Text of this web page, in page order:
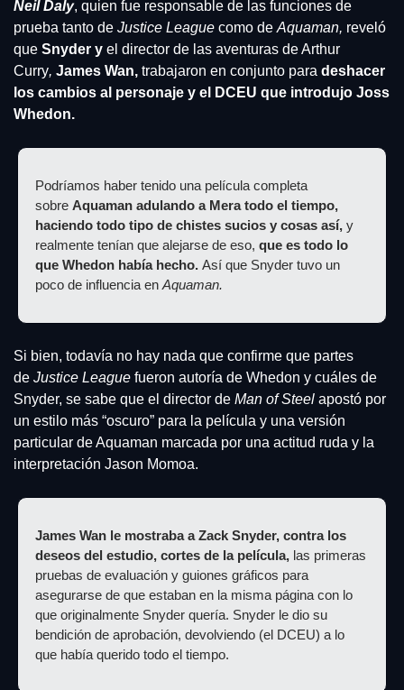
Neil Daly, quien fue responsable de las funciones de
prueba tanto de Justice League como de Aquaman, reveló
que Snyder y el director de las aventuras de Arthur
Curry, James Wan, trabajaron en conjunto para deshacer
los cambios al personaje y el DCEU que introdujo Joss
Whedon.
Podríamos haber tenido una película completa
sobre Aquaman adulando a Mera todo el tiempo,
haciendo todo tipo de chistes sucios y cosas así, y
realmente tenían que alejarse de eso, que es todo lo
que Whedon había hecho. Así que Snyder tuvo un
poco de influencia en Aquaman.
Si bien, todavía no hay nada que confirme que partes
de Justice League fueron autoría de Whedon y cuáles de
Snyder, se sabe que el director de Man of Steel apostó por
un estilo más “oscuro” para la película y una versión
particular de Aquaman marcada por una actitud ruda y la
interpretación Jason Momoa.
James Wan le mostraba a Zack Snyder, contra los
deseos del estudio, cortes de la película, las primeras
pruebas de evaluación y guiones gráficos para
asegurarse de que estaban en la misma página con lo
que originalmente Snyder quería. Snyder le dio su
bendición de aprobación, devolviendo (el DCEU) a lo
que había querido todo el tiempo.